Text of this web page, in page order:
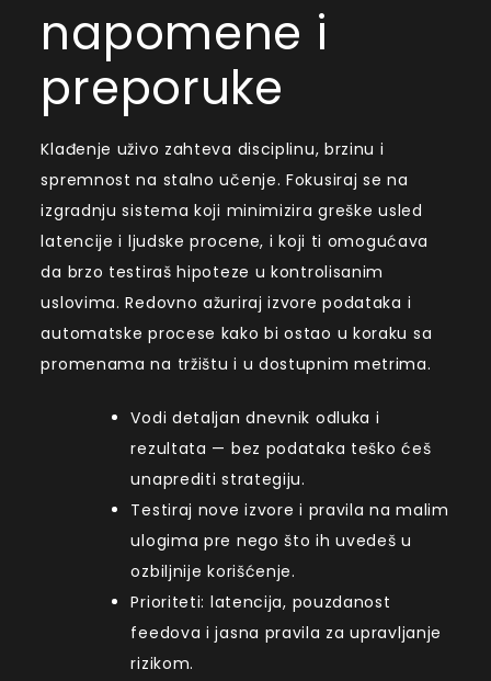
napomene i
preporuke
Klađenje uživo zahteva disciplinu, brzinu i
spremnost na stalno učenje. Fokusiraj se na
izgradnju sistema koji minimizira greške usled
latencije i ljudske procene, i koji ti omogućava
da brzo testiraš hipoteze u kontrolisanim
uslovima. Redovno ažuriraj izvore podataka i
automatske procese kako bi ostao u koraku sa
promenama na tržištu i u dostupnim metrima.
Vodi detaljan dnevnik odluka i
rezultata — bez podataka teško ćeš
unaprediti strategiju.
Testiraj nove izvore i pravila na malim
ulogima pre nego što ih uvedeš u
ozbiljnije korišćenje.
Prioriteti: latencija, pouzdanost
feedova i jasna pravila za upravljanje
rizikom.